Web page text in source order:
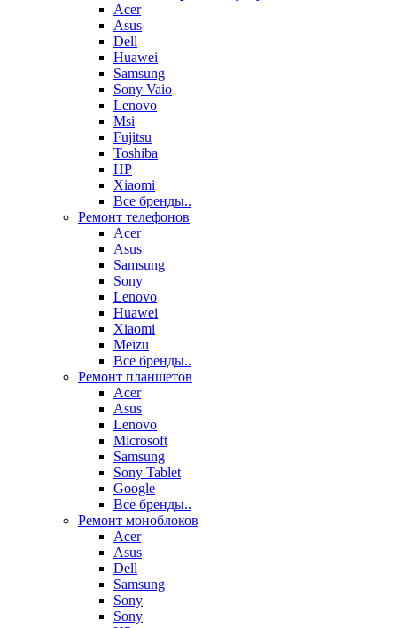
Acer
Asus
Dell
Huawei
Samsung
Sony Vaio
Lenovo
Msi
Fujitsu
Toshiba
HP
Xiaomi
Все бренды..
Ремонт телефонов
Acer
Asus
Samsung
Sony
Lenovo
Huawei
Xiaomi
Meizu
Все бренды..
Ремонт планшетов
Acer
Asus
Lenovo
Microsoft
Samsung
Sony Tablet
Google
Все бренды..
Ремонт моноблоков
Acer
Asus
Dell
Samsung
Sony
Sony